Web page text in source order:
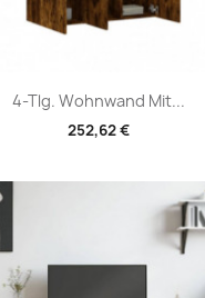
4-Tlg. Wohnwand Mit...
252,62 €
Vorschau